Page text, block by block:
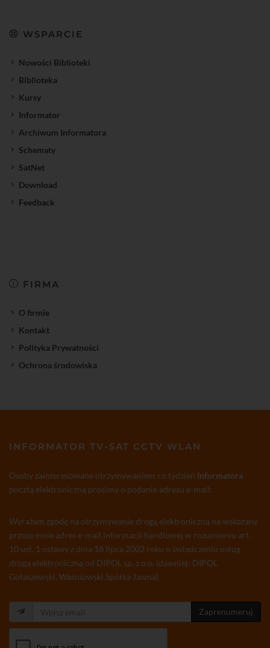
WSPARCIE
Nowości Biblioteki
Biblioteka
Kursy
Informator
Archiwum Informatora
Schematy
SatNet
Download
Feedback
FIRMA
O firmie
Kontakt
Polityka Prywatności
Ochrona środowiska
INFORMATOR TV-SAT CCTV WLAN
Osoby zainteresowane otrzymywaniem co tydzień Informatora
pocztą elektroniczną prosimy o podanie adresu e-mail:
Wyrażam zgodę na otrzymywanie drogą elektroniczną na wskazany
przeze mnie adres e-mail informacji handlowej w rozumieniu art.
10 ust. 1 ustawy z dnia 18 lipca 2002 roku o świadczeniu usług
drogą elektroniczną od DIPOL sp. z o.o. (dawniej: DIPOL
Gołaszewski, Waśniowski Spółka Jawna)
Zaprenumeruj